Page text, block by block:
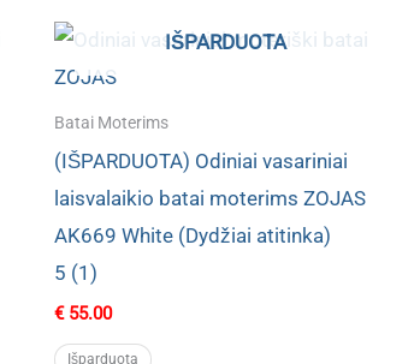
IŠPARDUOTA
Batai Moterims
(IŠPARDUOTA) Odiniai vasariniai
laisvalaikio batai moterims ZOJAS
AK669 White (Dydžiai atitinka)
5 (1)
€55.00
Išparduota